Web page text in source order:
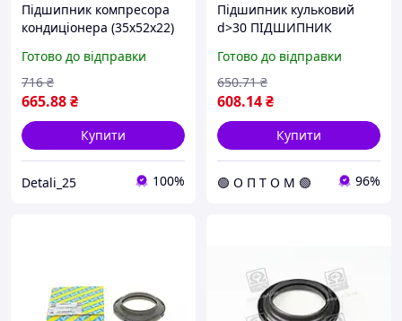
Підшипник компресора
кондиціонера (35x52x22)
Готово до відправки
665.88₴
716 ₴
Купити
Detali_25 100%
Підшипник кульковий
d>30 ПІДШИПНИК
(35X52X22) SNR FR
ACB35X52X22 (opt-om)
Готово до відправки
608.14₴
650.71 ₴
Купити
🟢 О П Т О М 🟢 96%